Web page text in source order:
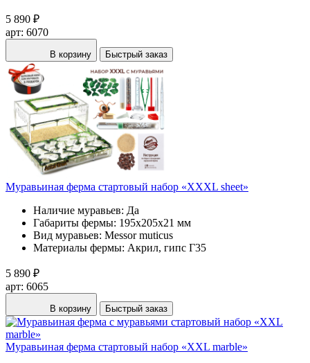
5 890 ₽
арт: 6070
В корзину Быстрый заказ
Муравьиная ферма стартовый набор «XXXL sheet»
Наличие муравьев: Да
Габариты фермы: 195х205х21 мм
Вид муравьев: Messor muticus
Материалы фермы: Акрил, гипс Г35
5 890 ₽
арт: 6065
В корзину Быстрый заказ
Муравьиная ферма стартовый набор «XXL marble»